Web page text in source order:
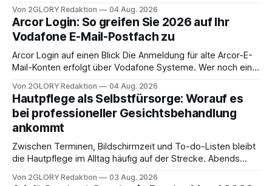
abwesenheiten und die gesamte kommunikation rund um
Ihr personal digital zu organisieren. In diesem Leitfaden
erfahren Sie alles, was Sie für einen reibungslosen Einstieg
brauchen, von der Registrierung
Von 2GLORY Redaktion 04 Aug. 2026
Arcor Login: So greifen Sie 2026 auf Ihr
Vodafone E-Mail-Postfach zu
Arcor Login auf einen Blick Die Anmeldung für alte Arcor-E-
Mail-Konten erfolgt über Vodafone Systeme. Wer noch eine
besitzt, loggt sich heute über das Vodafone E-Mail & Cloud
Portal ein. Der klassische Arcor Login über mail.
Von 2GLORY Redaktion 04 Aug. 2026
Hautpflege als Selbstfürsorge: Worauf es
bei professioneller Gesichtsbehandlung
ankommt
Zwischen Terminen, Bildschirmzeit und To-do-Listen bleibt
die Hautpflege im Alltag häufig auf der Strecke. Abends
Drogerie – mehr ist zeitlich oft nicht drin. Dabei reagiert die
Von 2GLORY Redaktion 03 Aug. 2026